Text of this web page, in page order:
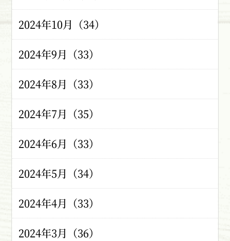
2024年10月（34）
2024年9月（33）
2024年8月（33）
2024年7月（35）
2024年6月（33）
2024年5月（34）
2024年4月（33）
2024年3月（36）